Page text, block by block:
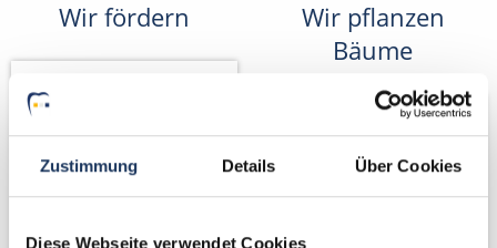
Zustimmung Details Über Cookies
Diese Webseite verwendet Cookies
Wir fördern
Wir pflanzen
Bäume